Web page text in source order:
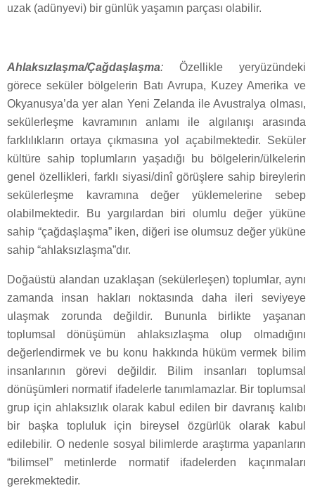
uzak (adünyevi) bir günlük yaşamın parçası olabilir.
Ahlaksızlaşma/Çağdaşlaşma: Özellikle yeryüzündeki
görece seküler bölgelerin Batı Avrupa, Kuzey Amerika ve
Okyanusya’da yer alan Yeni Zelanda ile Avustralya olması,
sekülerleşme kavramının anlamı ile algılanışı arasında
farklılıkların ortaya çıkmasına yol açabilmektedir. Seküler
kültüre sahip toplumların yaşadığı bu bölgelerin/ülkelerin
genel özellikleri, farklı siyasi/dinî görüşlere sahip bireylerin
sekülerleşme kavramına değer yüklemelerine sebep
olabilmektedir. Bu yargılardan biri olumlu değer yüküne
sahip “çağdaşlaşma” iken, diğeri ise olumsuz değer yüküne
sahip “ahlaksızlaşma”dır.
Doğaüstü alandan uzaklaşan (sekülerleşen) toplumlar, aynı
zamanda insan hakları noktasında daha ileri seviyeye
ulaşmak zorunda değildir. Bununla birlikte yaşanan
toplumsal dönüşümün ahlaksızlaşma olup olmadığını
değerlendirmek ve bu konu hakkında hüküm vermek bilim
insanlarının görevi değildir. Bilim insanları toplumsal
dönüşümleri normatif ifadelerle tanımlamazlar. Bir toplumsal
grup için ahlaksızlık olarak kabul edilen bir davranış kalıbı
bir başka topluluk için bireysel özgürlük olarak kabul
edilebilir. O nedenle sosyal bilimlerde araştırma yapanların
“bilimsel” metinlerde normatif ifadelerden kaçınmaları
gerekmektedir.